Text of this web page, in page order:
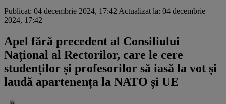
Publicat: 04 decembrie 2024, 17:42 Actualizat la: 04 decembrie
2024, 17:42
Apel fără precedent al Consiliului
Național al Rectorilor, care le cere
studenților și profesorilor să iasă la vot și
laudă apartenența la NATO și UE